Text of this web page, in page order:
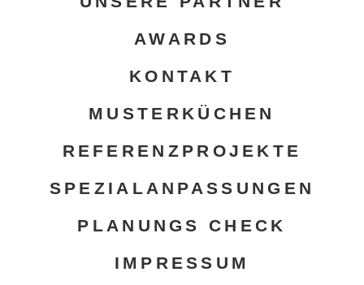
AWARDS
KONTAKT
MUSTERKÜCHEN
REFERENZPROJEKTE
SPEZIALANPASSUNGEN
PLANUNGS CHECK
IMPRESSUM